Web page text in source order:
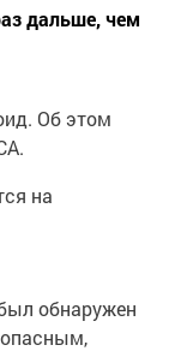
дальше, чем
Об этом
на
обнаружен
опасным,